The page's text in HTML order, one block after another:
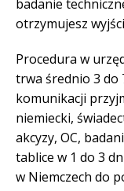
badanie
otrzymujesz
Procedura w
trwa średnio 3 do
komunikacji
niemiecki,
akcyzy, OC,
tablice w 1 do 3
w Niemczech do